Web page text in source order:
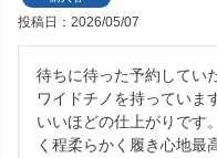
投稿日 2026/05/07
待ちに待った予約してい
ワイドチノを持っていま
いいほどの仕上がりです
く程柔らかく履き心地最